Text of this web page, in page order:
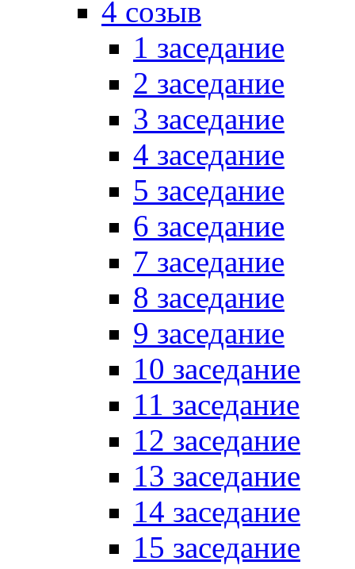
4 созыв
1 заседание
2 заседание
3 заседание
4 заседание
5 заседание
6 заседание
7 заседание
8 заседание
9 заседание
10 заседание
11 заседание
12 заседание
13 заседание
14 заседание
15 заседание